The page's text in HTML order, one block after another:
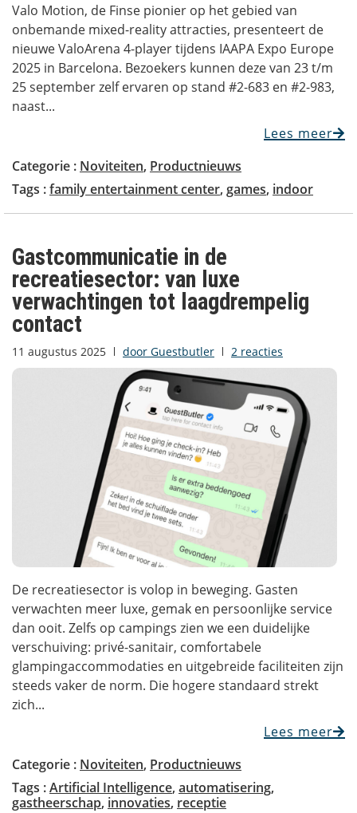
Valo Motion, de Finse pionier op het gebied van
onbemande mixed-reality attracties, presenteert de
nieuwe ValoArena 4-player tijdens IAAPA Expo Europe
2025 in Barcelona. Bezoekers kunnen deze van 23 t/m
25 september zelf ervaren op stand #2-683 en #2-983,
naast...
Lees meer
Categorie : Noviteiten, Productnieuws
Tags :family entertainment center, games, indoor
Gastcommunicatie in de
recreatiesector: van luxe
verwachtingen tot laagdrempelig
contact
11 augustus 2025 door Guestbutler 2 reacties
De recreatiesector is volop in beweging. Gasten
verwachten meer luxe, gemak en persoonlijke service
dan ooit. Zelfs op campings zien we een duidelijke
verschuiving: privé-sanitair, comfortabele
glampingaccommodaties en uitgebreide faciliteiten zijn
steeds vaker de norm. Die hogere standaard strekt
zich...
Lees meer
Categorie : Noviteiten, Productnieuws
Tags :Artificial Intelligence, automatisering,
gastheerschap, innovaties, receptie